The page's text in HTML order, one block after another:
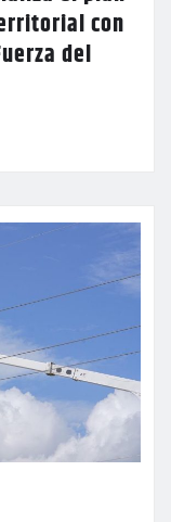
con
del